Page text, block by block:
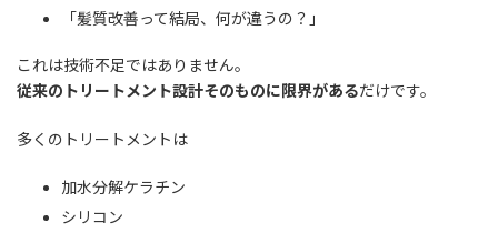
「髪質改善って結局、何が違うの？」
これは技術不足ではありません。
従来のトリートメント設計そのものに限界があるだけです。
多くのトリートメントは
加水分解ケラチン
シリコン